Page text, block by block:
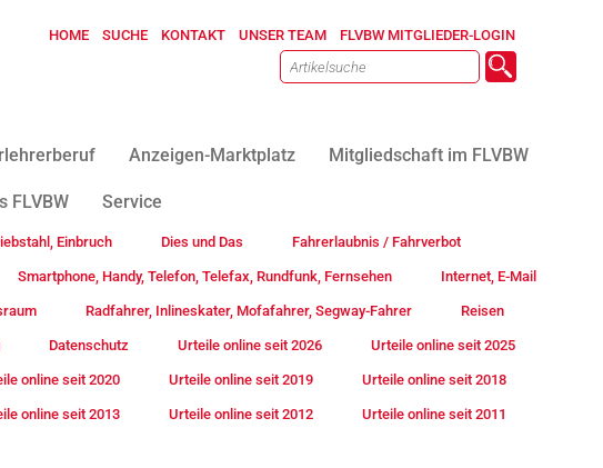
HOME SUCHE KONTAKT UNSER TEAM FLVBW MITGLIEDER-LOGIN
Anzeigen-Marktplatz Mitgliedschaft im FLVBW
FLVBW Service
Einbruch Dies und Das Fahrerlaubnis / Fahrverbot
Smartphone, Handy, Telefon, Telefax, Rundfunk, Fernsehen Internet, E-Mail
Radfahrer, Inlineskater, Mofafahrer, Segway-Fahrer Reisen
Datenschutz Urteile online seit 2026 Urteile online seit 2025
online seit 2020 Urteile online seit 2019 Urteile online seit 2018
online seit 2013 Urteile online seit 2012 Urteile online seit 2011